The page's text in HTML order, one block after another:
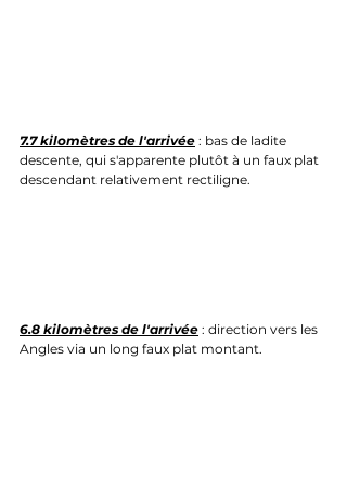
7.7 kilomètres de l'arrivée : bas de ladite
descente, qui s'apparente plutôt à un faux plat
descendant relativement rectiligne.
6.8 kilomètres de l'arrivée : direction vers les
Angles via un long faux plat montant.